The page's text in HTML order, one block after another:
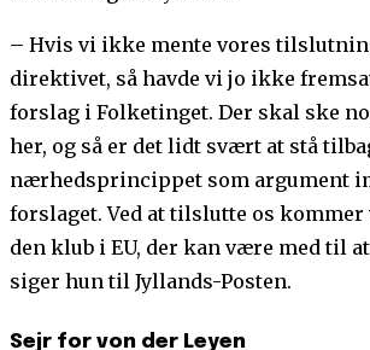
– Hvis vi ikke mente vores
direktivet, så havde vi jo ikke
forslag i Folketinget. Der skal ske
her, og så er det lidt svært at stå
nærhedsprincippet som argument
forslaget. Ved at tilslutte os kommer
den klub i EU, der kan være med til
siger hun til Jyllands-Posten.
Sejr for von der Leyen